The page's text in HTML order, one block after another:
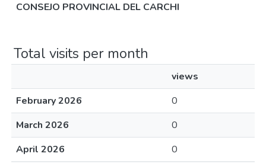
CONSEJO PROVINCIAL DEL CARCHI
Total visits per month
views
February 2026
0
March 2026
0
April 2026
0